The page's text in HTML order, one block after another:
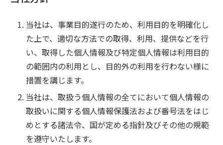
当社は、事業目的遂行のため、利用目的を明確化し
た上で、適切な方法での取得、利用、提供などを行
い、取得した個人情報及び特定個人情報は利用目的
の範囲内の利用とし、目的外の利用を行わない様に
措置を講じます。
当社は、取扱う個人情報の全てにおいて個人情報の
取扱いに関する個人情報保護法および番号法をはじ
めとする諸法令、国が定める指針及びその他の規範
を遵守いたします。